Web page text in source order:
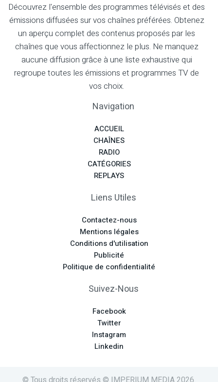
Découvrez l'ensemble des programmes télévisés et des
émissions diffusées sur vos chaînes préférées. Obtenez
un aperçu complet des contenus proposés par les
chaînes que vous affectionnez le plus. Ne manquez
aucune diffusion grâce à une liste exhaustive qui
regroupe toutes les émissions et programmes TV de
vos choix.
Navigation
ACCUEIL
CHAÎNES
RADIO
CATÉGORIES
REPLAYS
Liens Utiles
Contactez-nous
Mentions légales
Conditions d'utilisation
Publicité
Politique de confidentialité
Suivez-Nous
Facebook
Twitter
Instagram
Linkedin